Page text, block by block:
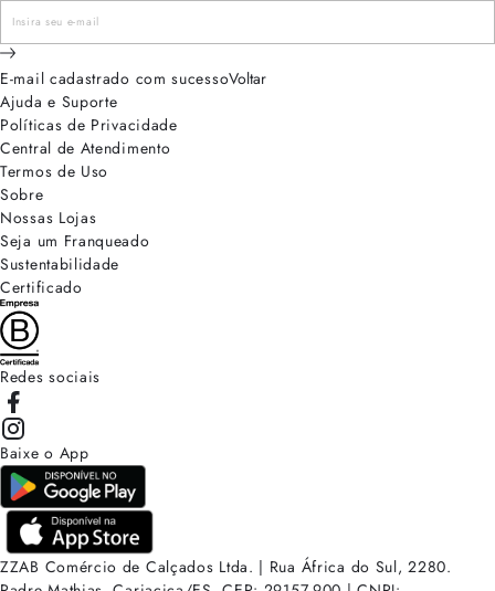
E-mail cadastrado com sucessoVoltar
Ajuda e Suporte
Políticas de Privacidade
Central de Atendimento
Termos de Uso
Sobre
Nossas Lojas
Seja um Franqueado
Sustentabilidade
Certificado
Redes sociais
Baixe o App
ZZAB Comércio de Calçados Ltda. | Rua África do Sul, 2280.